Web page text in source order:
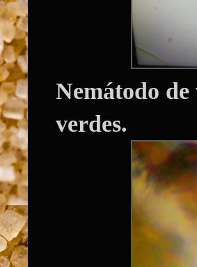
Nemátodo
verdes.